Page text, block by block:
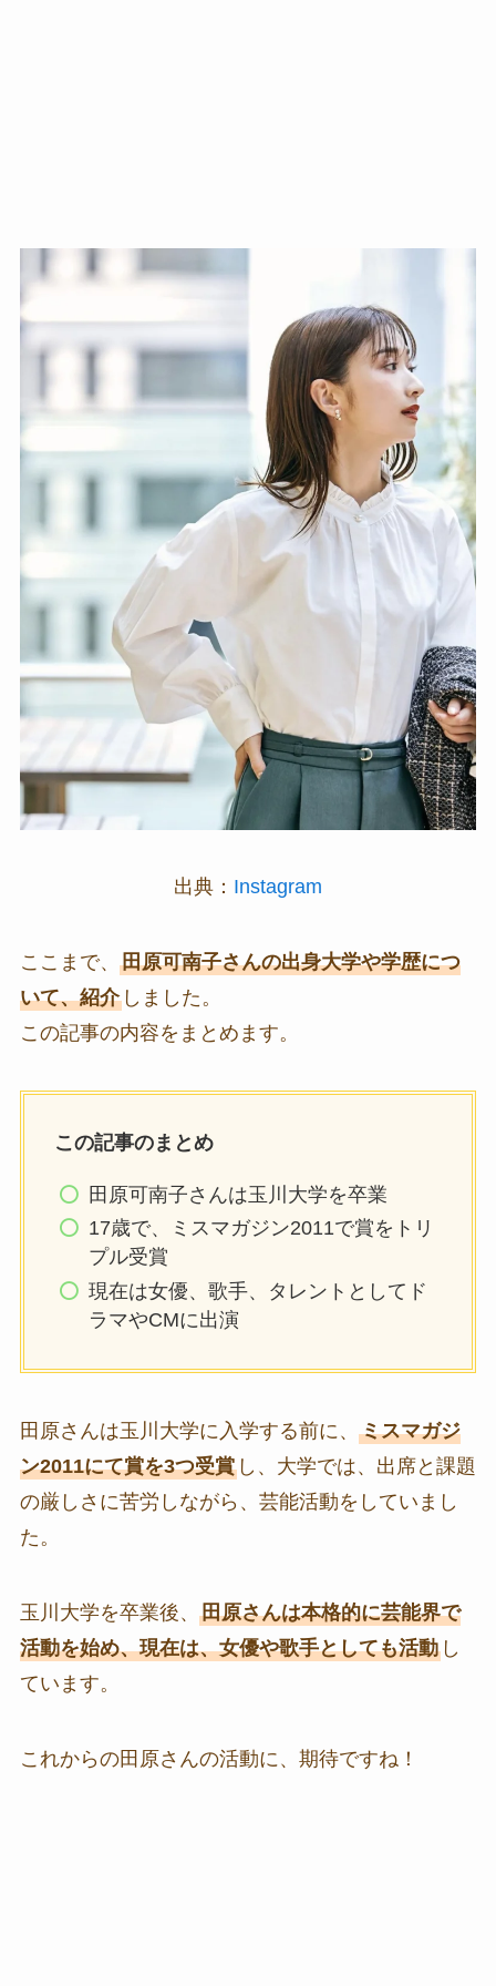
出典： Instagram
ここまで、 田原可南子さんの出身大学や学歴につ
いて、紹介しました。
この記事の内容をまとめます。
この記事のまとめ
田原可南子さんは玉川大学を卒業
17歳で、ミスマガジン2011で賞をトリ
プル受賞
現在は女優、歌手、タレントとしてド
ラマやCMに出演
田原さんは玉川大学に入学する前に、 ミスマガジ
ン2011にて賞を3つ受賞し、大学では、出席と課題
の厳しさに苦労しながら、芸能活動をしていまし
た。
玉川大学を卒業後、 田原さんは本格的に芸能界で
活動を始め、現在は、女優や歌手としても活動し
ています。
これからの田原さんの活動に、期待ですね！